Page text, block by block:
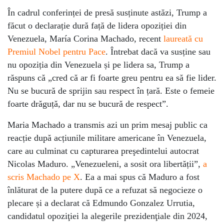
În cadrul conferinței de presă susținute astăzi, Trump a
făcut o declarație dură față de lidera opoziției din
Venezuela, María Corina Machado, recent laureată cu
Premiul Nobel pentru Pace. Întrebat dacă va susține sau
nu opoziția din Venezuela și pe lidera sa, Trump a
răspuns că „cred că ar fi foarte greu pentru ea să fie lider.
Nu se bucură de sprijin sau respect în țară. Este o femeie
foarte drăguță, dar nu se bucură de respect”.
Maria Machado a transmis azi un prim mesaj public ca
reacție după acțiunile militare americane în Venezuela,
care au culminat cu capturarea preşedintelui autocrat
Nicolas Maduro. „Venezueleni, a sosit ora libertății”, a
scris Machado pe X. Ea a mai spus că Maduro a fost
înlăturat de la putere după ce a refuzat să negocieze o
plecare și a declarat că Edmundo Gonzalez Urrutia,
candidatul opoziţiei la alegerile prezidenţiale din 2024,